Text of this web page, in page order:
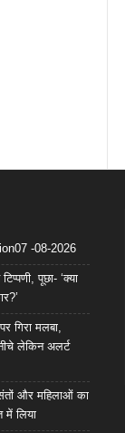
-08-2026
पूछा- ‘क्या
गिरा मलबा,
लेकिन अलर्ट
और महिलाओं का
में लिया